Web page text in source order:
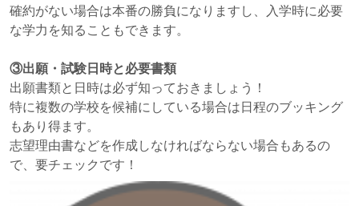
確約がない場合は本番の勝負になりますし、入学時に必要
な学力を知ることもできます。
③出願・試験日時と必要書類
出願書類と日時は必ず知っておきましょう！
特に複数の学校を候補にしている場合は日程のブッキング
もあり得ます。
志望理由書などを作成しなければならない場合もあるの
で、要チェックです！